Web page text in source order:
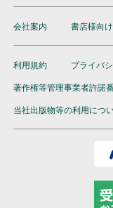
会社案内 書店様向
利用規約 プライバ
著作権等管理事業者許諾
当社出版物等の利用につ